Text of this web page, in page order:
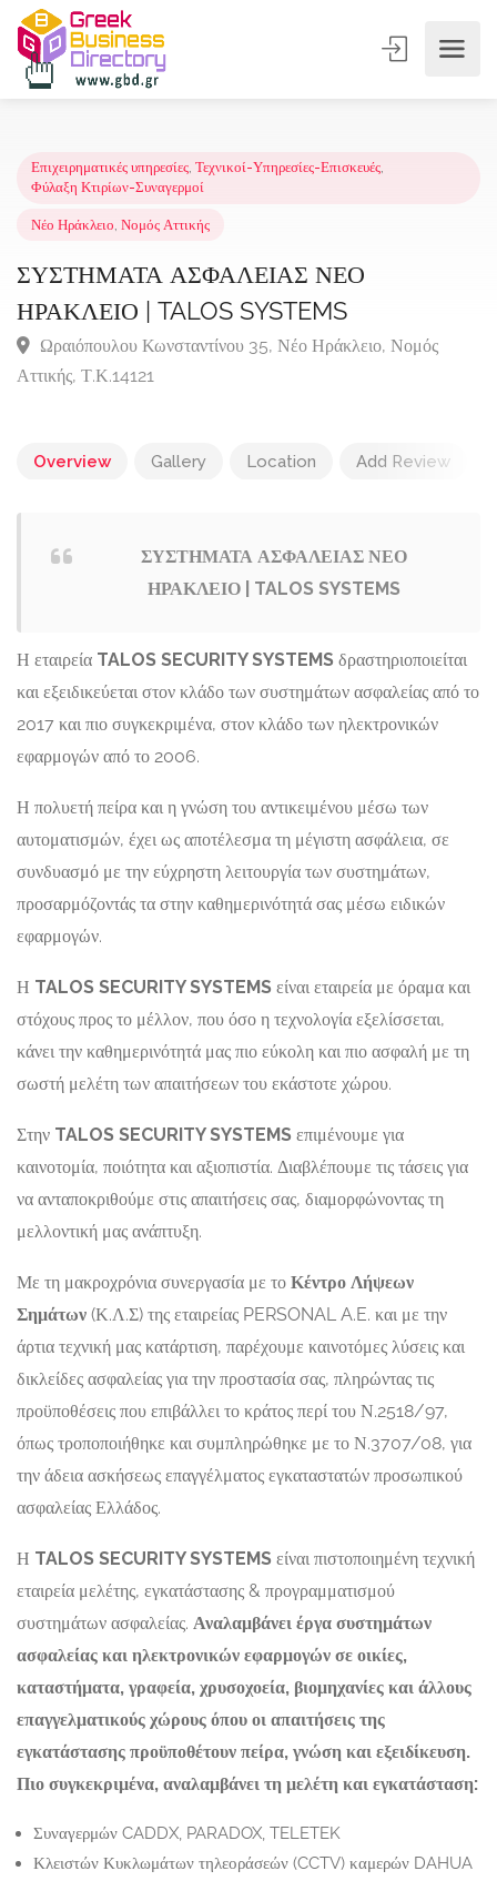
Επιχειρηματικές υπηρεσίες
ΣΥΣΤΗΜΑΤΑ ΑΣΦΑΛΕΙΑΣ ΝΕΟ
ΗΡΑΚΛΕΙΟ | TALOS SYSTEMS
Ωραιόπουλου Κωνσταντίνου 35, Νέο Ηράκλειο, Νομός
Overview Gallery Location Add Review
ΣΥΣΤΗΜΑΤΑ ΑΣΦΑΛΕΙΑΣ ΝΕΟ
ΗΡΑΚΛΕΙΟ | TALOS SYSTEMS
Η εταιρεία TALOS SECURITY SYSTEMS δραστηριοποιείται
και εξειδικεύεται στον κλάδο των συστημάτων ασφαλείας από το
2017 και πιο συγκεκριμένα, στον κλάδο των ηλεκτρονικών
εφαρμογών από το 2006.
Η πολυετή πείρα και η γνώση του αντικειμένου μέσω των
αυτοματισμών, έχει ως αποτέλεσμα τη μέγιστη ασφάλεια, σε
συνδυασμό με την εύχρηστη λειτουργία των συστημάτων,
προσαρμόζοντάς τα στην καθημερινότητά σας μέσω ειδικών
εφαρμογών.
Η TALOS SECURITY SYSTEMS είναι εταιρεία με όραμα και
στόχους προς το μέλλον, που όσο η τεχνολογία εξελίσσεται,
κάνει την καθημερινότητά μας πιο εύκολη και πιο ασφαλή με τη
σωστή μελέτη των απαιτήσεων του εκάστοτε χώρου.
Στην TALOS SECURITY SYSTEMS επιμένουμε για
καινοτομία, ποιότητα και αξιοπιστία. Διαβλέπουμε τις τάσεις για
να ανταποκριθούμε στις απαιτήσεις σας, διαμορφώνοντας τη
μελλοντική μας ανάπτυξη.
Με τη μακροχρόνια συνεργασία με το Κέντρο Λήψεων
Σημάτων (Κ.Λ.Σ) της εταιρείας PERSONAL A.E. και με την
άρτια τεχνική μας κατάρτιση, παρέχουμε καινοτόμες λύσεις και
δικλείδες ασφαλείας για την προστασία σας, πληρώντας τις
προϋποθέσεις που επιβάλλει το κράτος περί του Ν.2518/97,
όπως τροποποιήθηκε και συμπληρώθηκε με το Ν.3707/08, για
την άδεια ασκήσεως επαγγέλματος εγκαταστατών προσωπικού
ασφαλείας Ελλάδος.
Η TALOS SECURITY SYSTEMS είναι πιστοποιημένη τεχνική
εταιρεία μελέτης, εγκατάστασης & προγραμματισμού
συστημάτων ασφαλείας. Αναλαμβάνει έργα συστημάτων
ασφαλείας και ηλεκτρονικών εφαρμογών σε οικίες,
καταστήματα, γραφεία, χρυσοχοεία, βιομηχανίες και άλλους
επαγγελματικούς χώρους όπου οι απαιτήσεις της
εγκατάστασης προϋποθέτουν πείρα, γνώση και εξειδίκευση.
Πιο συγκεκριμένα, αναλαμβάνει τη μελέτη και εγκατάσταση:
Συναγερμών CADDX, PARADOX, TELETEK
Κλειστών Κυκλωμάτων τηλεοράσεών (CCTV) καμερών DAHUA